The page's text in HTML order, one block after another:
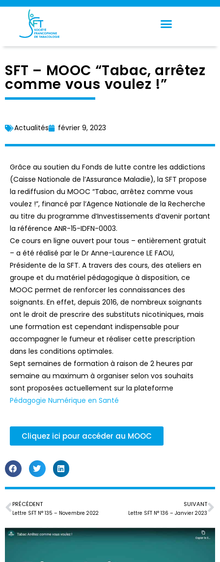
Panneau de gestion des cookies
SFT – MOOC “Tabac, arrêtez
comme vous voulez !”
Actualités février 9, 2023
Grâce au soutien du Fonds de lutte contre les addictions
(Caisse Nationale de l’Assurance Maladie), la SFT propose
la rediffusion du MOOC “Tabac, arrêtez comme vous
voulez !”, financé par l’Agence Nationale de la Recherche
au titre du programme d’Investissements d’avenir portant
la référence ANR-15-IDFN-0003.
Ce cours en ligne ouvert pour tous – entièrement gratuit
– a été réalisé par le Dr Anne-Laurence LE FAOU,
Présidente de la SFT. A travers des cours, des ateliers en
groupe et du matériel pédagogique à disposition, ce
MOOC permet de renforcer les connaissances des
soignants. En effet, depuis 2016, de nombreux soignants
ont le droit de prescrire des substituts nicotiniques, mais
une formation est cependant indispensable pour
accompagner le fumeur et réaliser cette prescription
dans les conditions optimales.
Sept semaines de formation à raison de 2 heures par
semaine au maximum à organiser selon vos souhaits
sont proposées actuellement sur la plateforme
Pédagogie Numérique en Santé
Cliquez ici pour accéder au MOOC
PRÉCÉDENT
Lettre SFT N° 135 – Novembre 2022
SUIVANT
Lettre SFT N° 136 – Janvier 2023